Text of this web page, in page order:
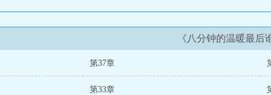
《八分钟的温暖最后
第37章
第33章